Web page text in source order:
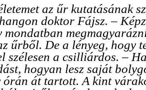
az űr kutatásának
doktor Fájsz. –
mondatban
űrből. De a lényeg, hogy
szélesen a csilliárdos. –
hogyan lesz saját
órán át tartott. A kint